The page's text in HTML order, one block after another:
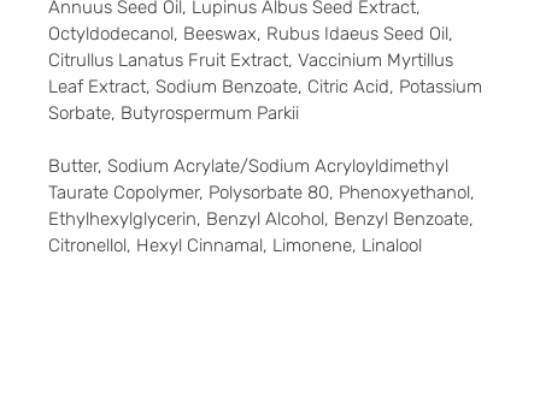
Annuus Seed Oil, Lupinus Albus Seed Extract,
Octyldodecanol, Beeswax, Rubus Idaeus Seed Oil,
Citrullus Lanatus Fruit Extract, Vaccinium Myrtillus
Leaf Extract, Sodium Benzoate, Citric Acid, Potassium
Sorbate, Butyrospermum Parkii
Butter, Sodium Acrylate/Sodium Acryloyldimethyl
Taurate Copolymer, Polysorbate 80, Phenoxyethanol,
Ethylhexylglycerin, Benzyl Alcohol, Benzyl Benzoate,
Citronellol, Hexyl Cinnamal, Limonene, Linalool